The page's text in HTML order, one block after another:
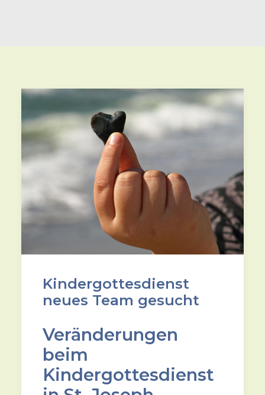
Kindergottesdienst
neues Team gesucht
Veränderungen
beim
Kindergottesdienst